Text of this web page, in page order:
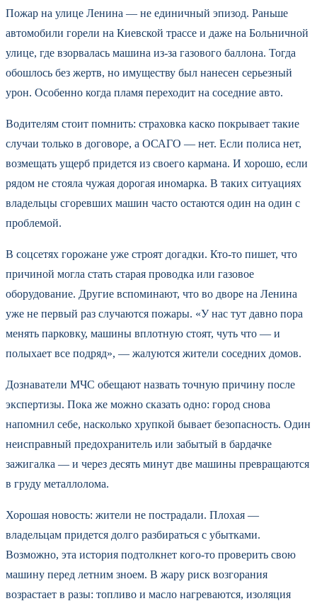
Пожар на улице Ленина — не единичный эпизод. Раньше
автомобили горели на Киевской трассе и даже на Больничной
улице, где взорвалась машина из-за газового баллона. Тогда
обошлось без жертв, но имуществу был нанесен серьезный
урон. Особенно когда пламя переходит на соседние авто.
Водителям стоит помнить: страховка каско покрывает такие
случаи только в договоре, а ОСАГО — нет. Если полиса нет,
возмещать ущерб придется из своего кармана. И хорошо, если
рядом не стояла чужая дорогая иномарка. В таких ситуациях
владельцы сгоревших машин часто остаются один на один с
проблемой.
В соцсетях горожане уже строят догадки. Кто-то пишет, что
причиной могла стать старая проводка или газовое
оборудование. Другие вспоминают, что во дворе на Ленина
уже не первый раз случаются пожары. «У нас тут давно пора
менять парковку, машины вплотную стоят, чуть что — и
полыхает все подряд», — жалуются жители соседних домов.
Дознаватели МЧС обещают назвать точную причину после
экспертизы. Пока же можно сказать одно: город снова
напомнил себе, насколько хрупкой бывает безопасность. Один
неисправный предохранитель или забытый в бардачке
зажигалка — и через десять минут две машины превращаются
в груду металлолома.
Хорошая новость: жители не пострадали. Плохая —
владельцам придется долго разбираться с убытками.
Возможно, эта история подтолкнет кого-то проверить свою
машину перед летним зноем. В жару риск возгорания
возрастает в разы: топливо и масло нагреваются, изоляция